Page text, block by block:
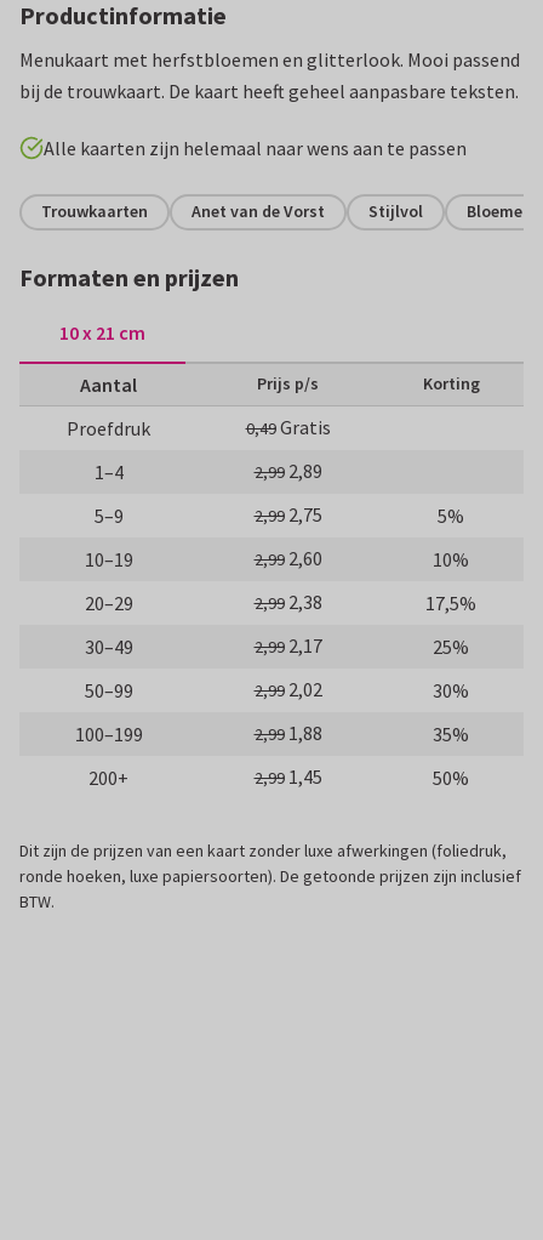
Productinformatie
Menukaart met herfstbloemen en glitterlook. Mooi passend
bij de trouwkaart. De kaart heeft geheel aanpasbare teksten.
Alle kaarten zijn helemaal naar wens aan te passen
Trouwkaarten Anet van de Vorst Stijlvol Bloemen
Formaten en prijzen
10 x 21 cm
Aantal Prijs p/s Korting
Proefdruk 0,49Gratis
1–4
2,99 2,89
5–9
2,99 2,75
5%
10–19
2,99 2,60
10%
20–29
2,99 2,38
17,5%
30–49
2,99 2,17
25%
50–99
2,99 2,02
30%
100–199
2,99 1,88
35%
200+
2,99 1,45 50%
Dit zijn de prijzen van een kaart zonder luxe afwerkingen (foliedruk,
ronde hoeken, luxe papiersoorten). De getoonde prijzen zijn inclusief
BTW.